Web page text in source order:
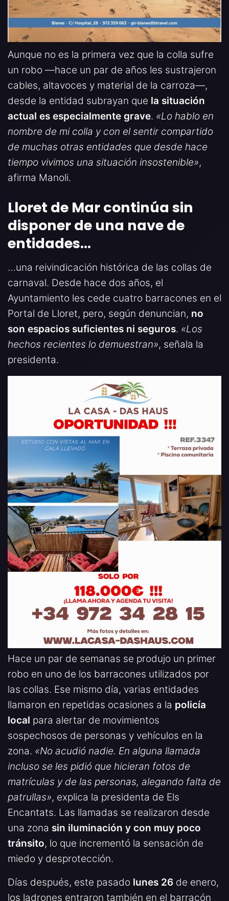
Aunque no es la primera vez que la colla sufre
un robo —hace un par de años les sustrajeron
cables, altavoces y material de la carroza—,
desde la entidad subrayan que la situación
actual es especialmente grave. «Lo hablo en
nombre de mi colla y con el sentir compartido
de muchas otras entidades que desde hace
tiempo vivimos una situación insostenible»,
afirma Manoli.
Lloret de Mar continúa sin
disponer de una nave de
entidades…
…una reivindicación histórica de las collas de
carnaval. Desde hace dos años, el
Ayuntamiento les cede cuatro barracones en el
Portal de Lloret, pero, según denuncian, no
son espacios suficientes ni seguros. «Los
hechos recientes lo demuestran», señala la
presidenta.
Hace un par de semanas se produjo un primer
robo en uno de los barracones utilizados por
las collas. Ese mismo día, varias entidades
llamaron en repetidas ocasiones a la policía
local para alertar de movimientos
sospechosos de personas y vehículos en la
zona. «No acudió nadie. En alguna llamada
incluso se les pidió que hicieran fotos de
matrículas y de las personas, alegando falta de
patrullas», explica la presidenta de Els
Encantats. Las llamadas se realizaron desde
una zona sin iluminación y con muy poco
tránsito, lo que incrementó la sensación de
miedo y desprotección.
Días después, este pasado lunes 26 de enero,
los ladrones entraron también en el barracón